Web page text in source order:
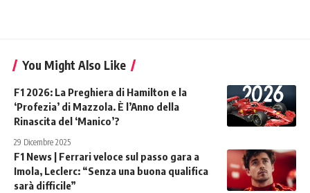
You Might Also Like
F1 2026: La Preghiera di Hamilton e la
‘Profezia’ di Mazzola. È l’Anno della
Rinascita del ‘Manico’?
29 Dicembre 2025
F1 News | Ferrari veloce sul passo gara a
Imola, Leclerc: “Senza una buona qualifica
sarà difficile”